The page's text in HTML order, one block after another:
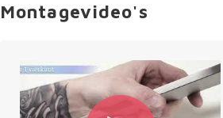
Montagevideo's